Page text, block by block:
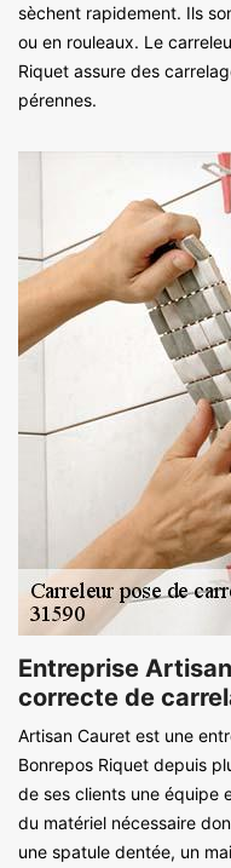
sèchent rapidement. Ils
ou en rouleaux. Le
Riquet assure des
pérennes.
Entreprise
correcte de
Artisan Cauret est une
Bonrepos Riquet depuis
de ses clients une équipe
du matériel nécessaire
une spatule dentée, un